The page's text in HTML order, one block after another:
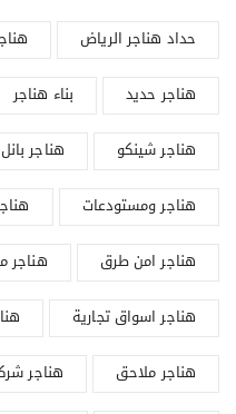
حداد هناجر الرياض
بناء هناجر
هناجر حديد
هناجر بانل
هناجر شينكو
هناجر ومستودعات
هناجر
هناجر امن طرق
هناجر اسواق تجارية
هناجر
هناجر ملاحق